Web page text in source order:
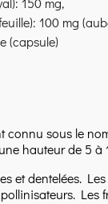
100 mg
(capsule)
connu sous le
hauteur de 5 à
et dentelées.